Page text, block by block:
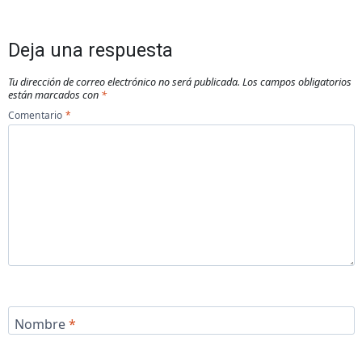
Deja una respuesta
Tu dirección de correo electrónico no será publicada. Los campos obligatorios
están marcados con *
Comentario *
Nombre*